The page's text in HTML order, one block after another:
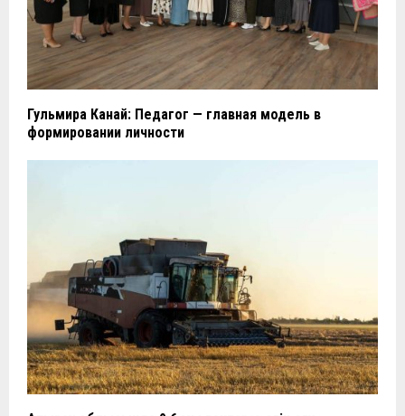
Гульмира Канай: Педагог — главная модель в
формировании личности